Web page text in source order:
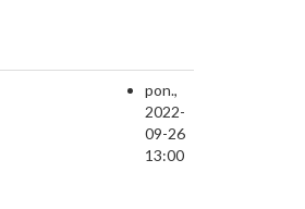
pon.,
2022-
09-26
13:00